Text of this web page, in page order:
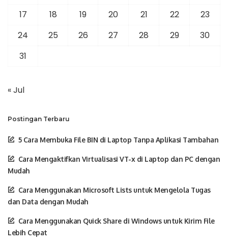
17
18 19 20 21 22
23
24
25 26 27 28 29
30
31
« Jul
Postingan Terbaru
5 Cara Membuka File BIN di Laptop Tanpa Aplikasi Tambahan
Cara Mengaktifkan Virtualisasi VT-x di Laptop dan PC dengan
Mudah
Cara Menggunakan Microsoft Lists untuk Mengelola Tugas
dan Data dengan Mudah
Cara Menggunakan Quick Share di Windows untuk Kirim File
Lebih Cepat